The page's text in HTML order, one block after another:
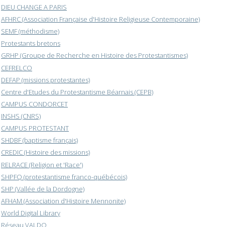
DIEU CHANGE A PARIS
AFHRC (Association Française d'Histoire Religieuse Contemporaine)
SEMF (méthodisme)
Protestants bretons
GRHP (Groupe de Recherche en Histoire des Protestantismes)
CEFRELCO
DEFAP (missions protestantes)
Centre d'Etudes du Protestantisme Béarnais (CEPB)
CAMPUS CONDORCET
INSHS (CNRS)
CAMPUS PROTESTANT
SHDBF (baptisme français)
CREDIC (Histoire des missions)
RELRACE (Religion et 'Race')
SHPFQ (protestantisme franco-québécois)
SHP (Vallée de la Dordogne)
AFHAM (Association d'Histoire Mennonite)
World Digital Library
Réseau VALDO